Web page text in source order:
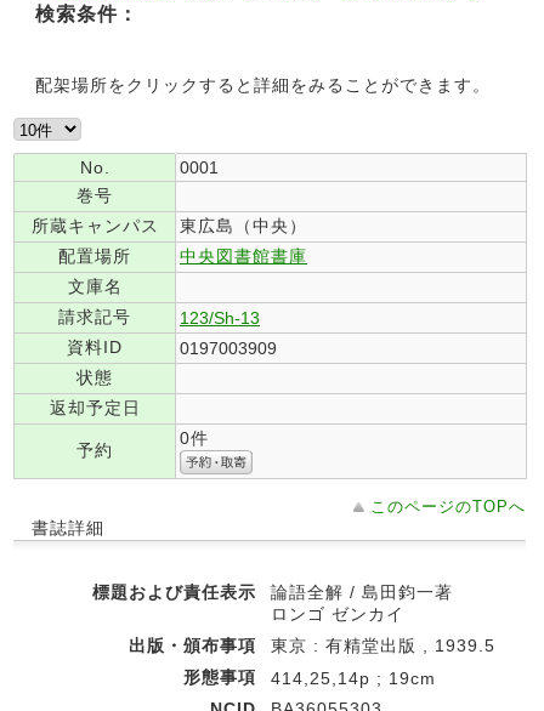
検索条件：
配架場所をクリックすると詳細をみることができます。
No.
0001
巻号
所蔵キャンパス
東広島（中央）
配置場所
中央図書館書庫
文庫名
請求記号
123/Sh-13
資料ID
0197003909
状態
返却予定日
予約
0件
このページのTOPへ
書誌詳細
標題および責任表示
論語全解 / 島田鈞一著
ロンゴ ゼンカイ
出版・頒布事項
東京 : 有精堂出版 , 1939.5
形態事項
414,25,14p ; 19cm